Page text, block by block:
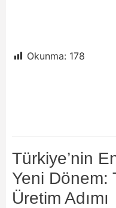
Okunma: 178
Türkiye’nin
Yeni Dönem:
Üretim Adımı